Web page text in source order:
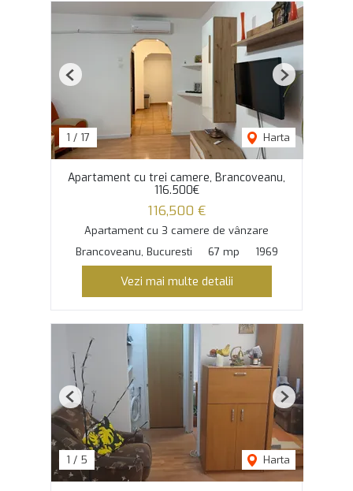
1 / 17 Harta
Previous Next
Apartament cu trei camere, Brancoveanu,
116.500€
116,500 €
Apartament cu 3 camere de vânzare
Brancoveanu, Bucuresti
67 mp 1969
Vezi mai multe detalii
1 / 5 Harta
Previous Next